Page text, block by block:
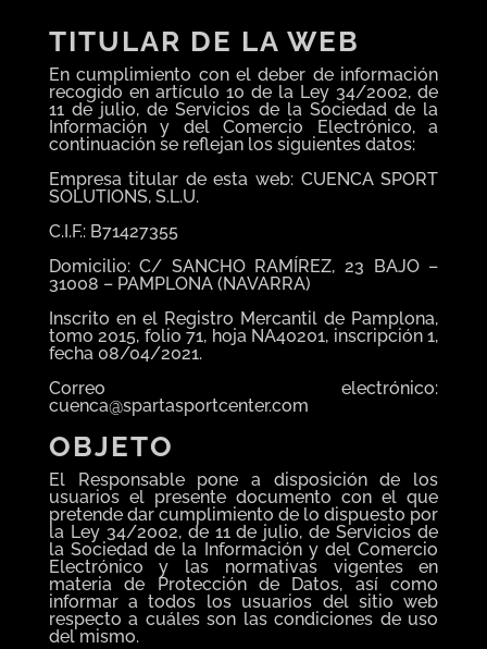
TITULAR DE LA WEB
En cumplimiento con el deber de información
recogido en artículo 10 de la Ley 34/2002, de
11 de julio, de Servicios de la Sociedad de la
Información y del Comercio Electrónico, a
continuación se reflejan los siguientes datos:
Empresa titular de esta web: CUENCA SPORT
SOLUTIONS, S.L.U.
C.I.F.: B71427355
Domicilio: C/ SANCHO RAMÍREZ, 23 BAJO –
31008 – PAMPLONA (NAVARRA)
Inscrito en el Registro Mercantil de Pamplona,
tomo 2015, folio 71, hoja NA40201, inscripción 1,
fecha 08/04/2021.
Correo electrónico:
cuenca@spartasportcenter.com
OBJETO
El Responsable pone a disposición de los
usuarios el presente documento con el que
pretende dar cumplimiento de lo dispuesto por
la Ley 34/2002, de 11 de julio, de Servicios de
la Sociedad de la Información y del Comercio
Electrónico y las normativas vigentes en
materia de Protección de Datos, así como
informar a todos los usuarios del sitio web
respecto a cuáles son las condiciones de uso
del mismo.